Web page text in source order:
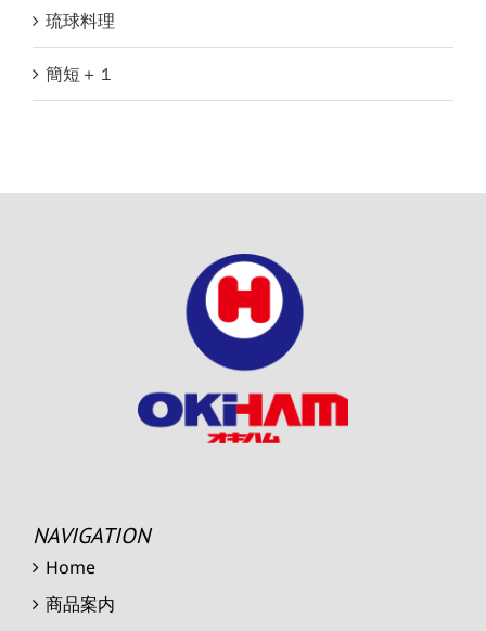
琉球料理
簡短＋１
NAVIGATION
Home
商品案内